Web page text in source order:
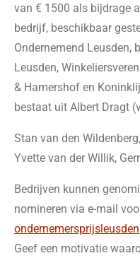
van € 1500 als bijdrage
bedrijf, beschikbaar
Ondernemend Leusden,
Leusden,
& Hamershof en
bestaat uit Albert Dragt
Stan van den
Yvette van der Willik,
Bedrijven kunnen
nomineren via e-mail
Geef een motivatie